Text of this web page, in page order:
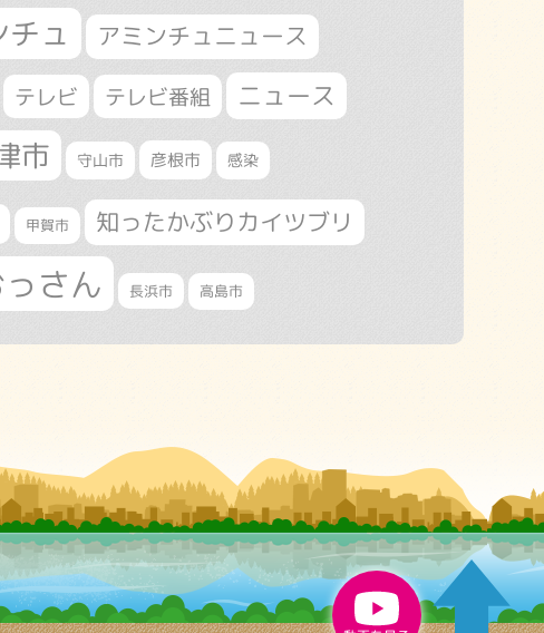
ュ アミンチュニュース
テレビ テレビ番組 ニュース
市 守山市 彦根市 感染
甲賀市 知ったかぶりカイツブリ
さん 長浜市 高島市